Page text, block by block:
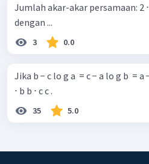
Jumlah akar-akar persamaan: 2 ⋅
dengan ...
3 0.0
Jika b − c lo g a ​ = c − a lo g b ​ =
⋅ b b ⋅ c c .
35 5.0